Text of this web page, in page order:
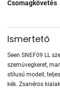
Csomagkövetés
Ismertető
Seen SNEF09 LL
szemüvegkeret,
stílusú modell,
kék. Zsanéros